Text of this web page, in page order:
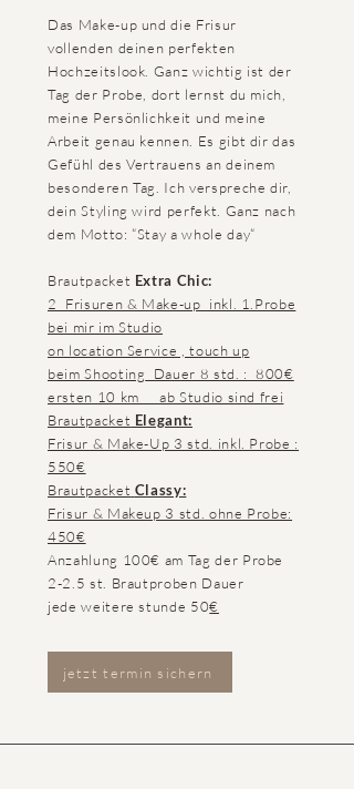
Das Make-up und die Frisur
vollenden deinen perfekten
Hochzeitslook. Ganz wichtig ist der
Tag der Probe, dort lernst du mich,
meine Persönlichkeit und meine
Arbeit genau kennen. Es gibt dir das
Gefühl des Vertrauens an deinem
besonderen Tag. Ich verspreche dir,
dein Styling wird perfekt. Ganz nach
dem Motto: “Stay a whole day“
Brautpacket Extra Chic:
2 Frisuren & Make-up inkl. 1.Probe
bei mir im Studio
on location Service , touch up
beim Shooting Dauer 8 std. : 800€
ersten 10 km ab Studio sind frei
Brautpacket Elegant:
Frisur & Make-Up 3 std. inkl. Probe :
550€
Brautpacket Classy:
Frisur & Makeup 3 std. ohne Probe:
450€
Anzahlung 100€ am Tag der Probe
2-2.5 st. Brautproben Dauer
jede weitere stunde 50€
jetzt termin sichern